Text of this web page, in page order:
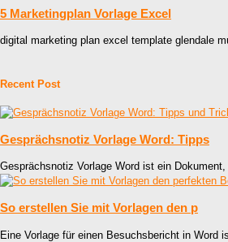
5 Marketingplan Vorlage Excel
digital marketing plan excel template glendale
Recent Post
Gesprächsnotiz Vorlage Word: Tipps
Gesprächsnotiz Vorlage Word ist ein
So erstellen Sie mit Vorlagen den p
Eine Vorlage für einen Besuchsbericht in Word